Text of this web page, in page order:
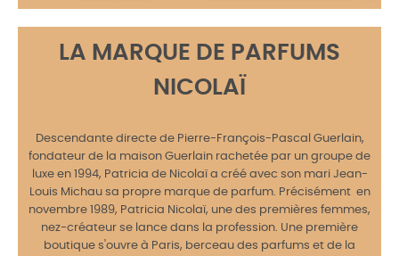
LA MARQUE DE PARFUMS
NICOLAÏ
Descendante directe de Pierre-François-Pascal Guerlain,
fondateur de la maison Guerlain rachetée par un groupe de
luxe en 1994, Patricia de Nicolaï a créé avec son mari Jean-
Louis Michau sa propre marque de parfum. Précisément en
novembre 1989, Patricia Nicolaï, une des premières femmes,
nez-créateur se lance dans la profession. Une première
boutique s'ouvre à Paris, berceau des parfums et de la